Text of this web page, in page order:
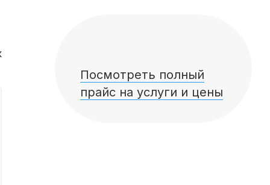
Посмотреть полный
прайс на услуги и цены